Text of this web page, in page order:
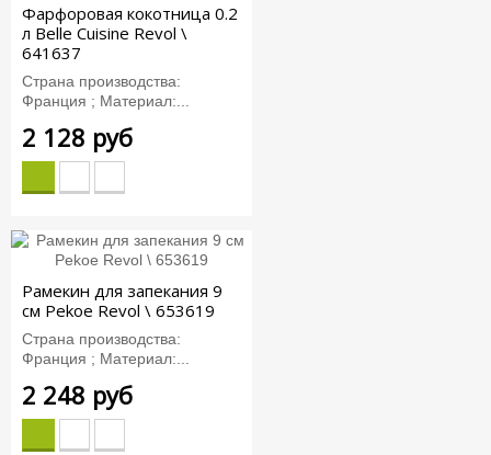
Фарфоровая кокотница 0.2
л Belle Сuisine Revol \
641637
Страна производства:
Франция ; Материал:...
2 128 руб
Рамекин для запекания 9
см Pekoe Revol \ 653619
Страна производства:
Франция ; Материал:...
2 248 руб